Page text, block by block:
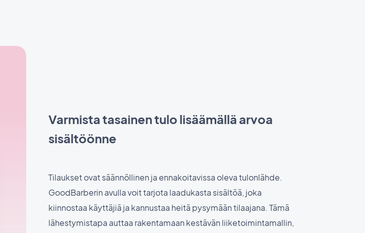
Varmista tasainen tulo lisäämällä arvoa
sisältöönne
Tilaukset ovat säännöllinen ja ennakoitavissa oleva tulonlähde.
GoodBarberin avulla voit tarjota laadukasta sisältöä, joka
kiinnostaa käyttäjiä ja kannustaa heitä pysymään tilaajana. Tämä
lähestymistapa auttaa rakentamaan kestävän liiketoimintamallin,